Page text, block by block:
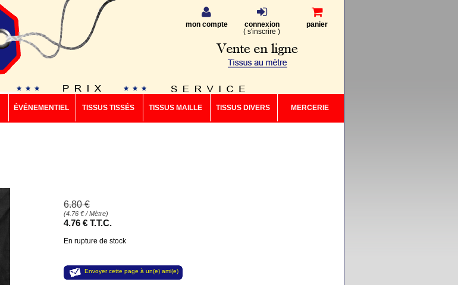
mon compte
connexion
( s'inscrire )
panier
ÉVÉNEMENTIEL TISSUS TISSÉS TISSUS MAILLE TISSUS DIVERS MERCERIE
6.80 €
(4.76 €/ Mètre)
4.76 € T.T.C.
En rupture de stock
Envoyer cette page à un(e) ami(e)